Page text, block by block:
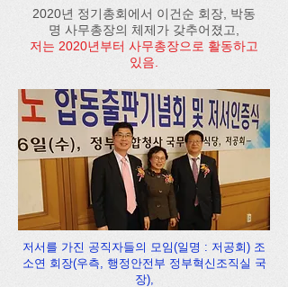
2020년 정기총회에서 이건순 회장, 박동
명 사무총장의 체제가 갖추어졌고,
저는 2020년부터 사무총장으로 활동하고
있음.
저서를 가진 공직자들의 모임(일명 : 저공회) 조
소연 회장(우측, 행정안전부 정부혁신조직실 국
장),